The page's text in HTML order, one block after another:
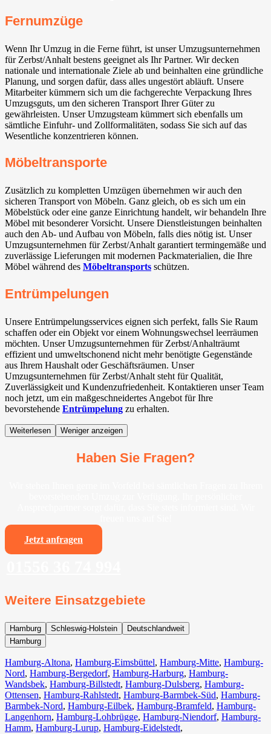
Fernumzüge
Wenn Ihr Umzug in die Ferne führt, ist unser Umzugsunternehmen
für Zerbst/Anhalt bestens geeignet als Ihr Partner. Wir decken
nationale und internationale Ziele ab und beinhalten eine gründliche
Planung, und sorgen dafür, dass alles ungestört abläuft. Unsere
Mitarbeiter kümmern sich um die fachgerechte Verpackung Ihres
Umzugsguts, um den sicheren Transport Ihrer Güter zu
gewährleisten. Unser Umzugsteam kümmert sich ebenfalls um
sämtliche Einfuhr- und Zollformalitäten, sodass Sie sich auf das
Wesentliche konzentrieren können.
Möbeltransporte
Zusätzlich zu kompletten Umzügen übernehmen wir auch den
sicheren Transport von Möbeln. Ganz gleich, ob es sich um ein
Möbelstück oder eine ganze Einrichtung handelt, wir behandeln Ihre
Möbel mit besonderer Vorsicht. Unsere Dienstleistungen beinhalten
auch den Ab- und Aufbau von Möbeln, falls dies nötig ist. Unser
Umzugsunternehmen für Zerbst/Anhalt garantiert termingemäße und
zuverlässige Lieferungen mit modernen Packmaterialien, die Ihre
Möbel während des Möbeltransports schützen.
Entrümpelungen
Unsere Entrümpelungsservices eignen sich perfekt, falls Sie Raum
schaffen oder ein Objekt vor einem Wohnungswechsel leerräumen
möchten. Unser Umzugsunternehmen für Zerbst/Anhalträumt
effizient und umweltschonend nicht mehr benötigte Gegenstände
aus Ihrem Haushalt oder Geschäftsräumen. Unser
Umzugsunternehmen für Zerbst/Anhalt steht für Qualität,
Zuverlässigkeit und Kundenzufriedenheit. Kontaktieren unser Team
noch jetzt, um ein maßgeschneidertes Angebot für Ihre
bevorstehende Entrümpelung zu erhalten.
Weiterlesen Weniger anzeigen
Haben Sie Fragen?
Jetzt anfragen
Weitere Einsatzgebiete
Hamburg Schleswig-Holstein
Deutschlandweit
Hamburg
Hamburg-Altona, Hamburg-Eimsbüttel, Hamburg-Mitte, Hamburg-
Nord, Hamburg-Bergedorf, Hamburg-Harburg, Hamburg-
Wandsbek, Hamburg-Billstedt, Hamburg-Dulsberg, Hamburg-
Ottensen, Hamburg-Rahlstedt, Hamburg-Barmbek-Süd, Hamburg-
Barmbek-Nord, Hamburg-Eilbek, Hamburg-Bramfeld, Hamburg-
Langenhorn, Hamburg-Lohbrügge, Hamburg-Niendorf, Hamburg-
Hamm, Hamburg-Lurup, Hamburg-Eidelstedt,